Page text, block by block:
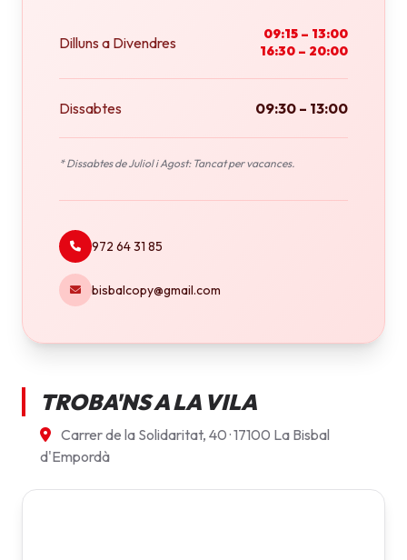
Dilluns a Divendres
09:15 – 13:00
16:30 – 20:00
Dissabtes 09:30 – 13:00
* Dissabtes de Juliol i Agost: Tancat per vacances.
972 64 31 85
bisbalcopy@gmail.com
TROBA'NS A LA VILA
Carrer de la Solidaritat, 40 · 17100 La Bisbal
d'Empordà